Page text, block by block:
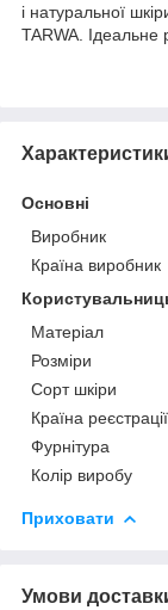
і натуральної
TARWA. Ідеальне
Основні
Виробник
Країна виробник
Матеріал
Розміри
Сорт шкіри
Країна
Фурнітура
Колір виробу
Приховати
Умови